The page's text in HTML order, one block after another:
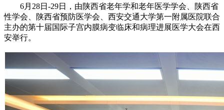
6月28日-29日，由陕西省老年学和老年医学学会、陕西省
性学会、陕西省预防医学会、西安交通大学第一附属医院联合
主办的第十届国际子宫内膜病变临床和病理进展医学大会在西
安举行。